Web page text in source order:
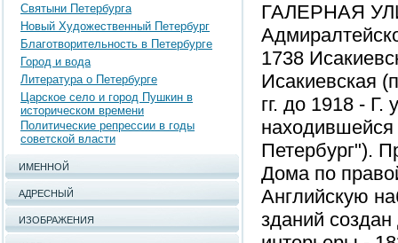
Святыни Петербурга
Новый Художественный Петербург
Благотворительность в Петербурге
Город и вода
Литература о Петербурге
Царское село и город Пушкин в
историческом времени
Политические репрессии в годы
советской власти
ИМЕННОЙ
АДРЕСНЫЙ
ИЗОБРАЖЕНИЯ
ГАЛЕРНАЯ
1738
Исакиевская
гг. до 1918 -
находившейся
Петербург").
Дома по
Английскую
зданий